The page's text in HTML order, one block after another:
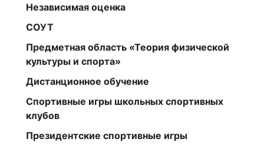
Независимая оценка
СОУТ
Предметная область «Теория физической
культуры и спорта»
Дистанционное обучение
Спортивные игры школьных спортивных
клубов
Президентские спортивные игры